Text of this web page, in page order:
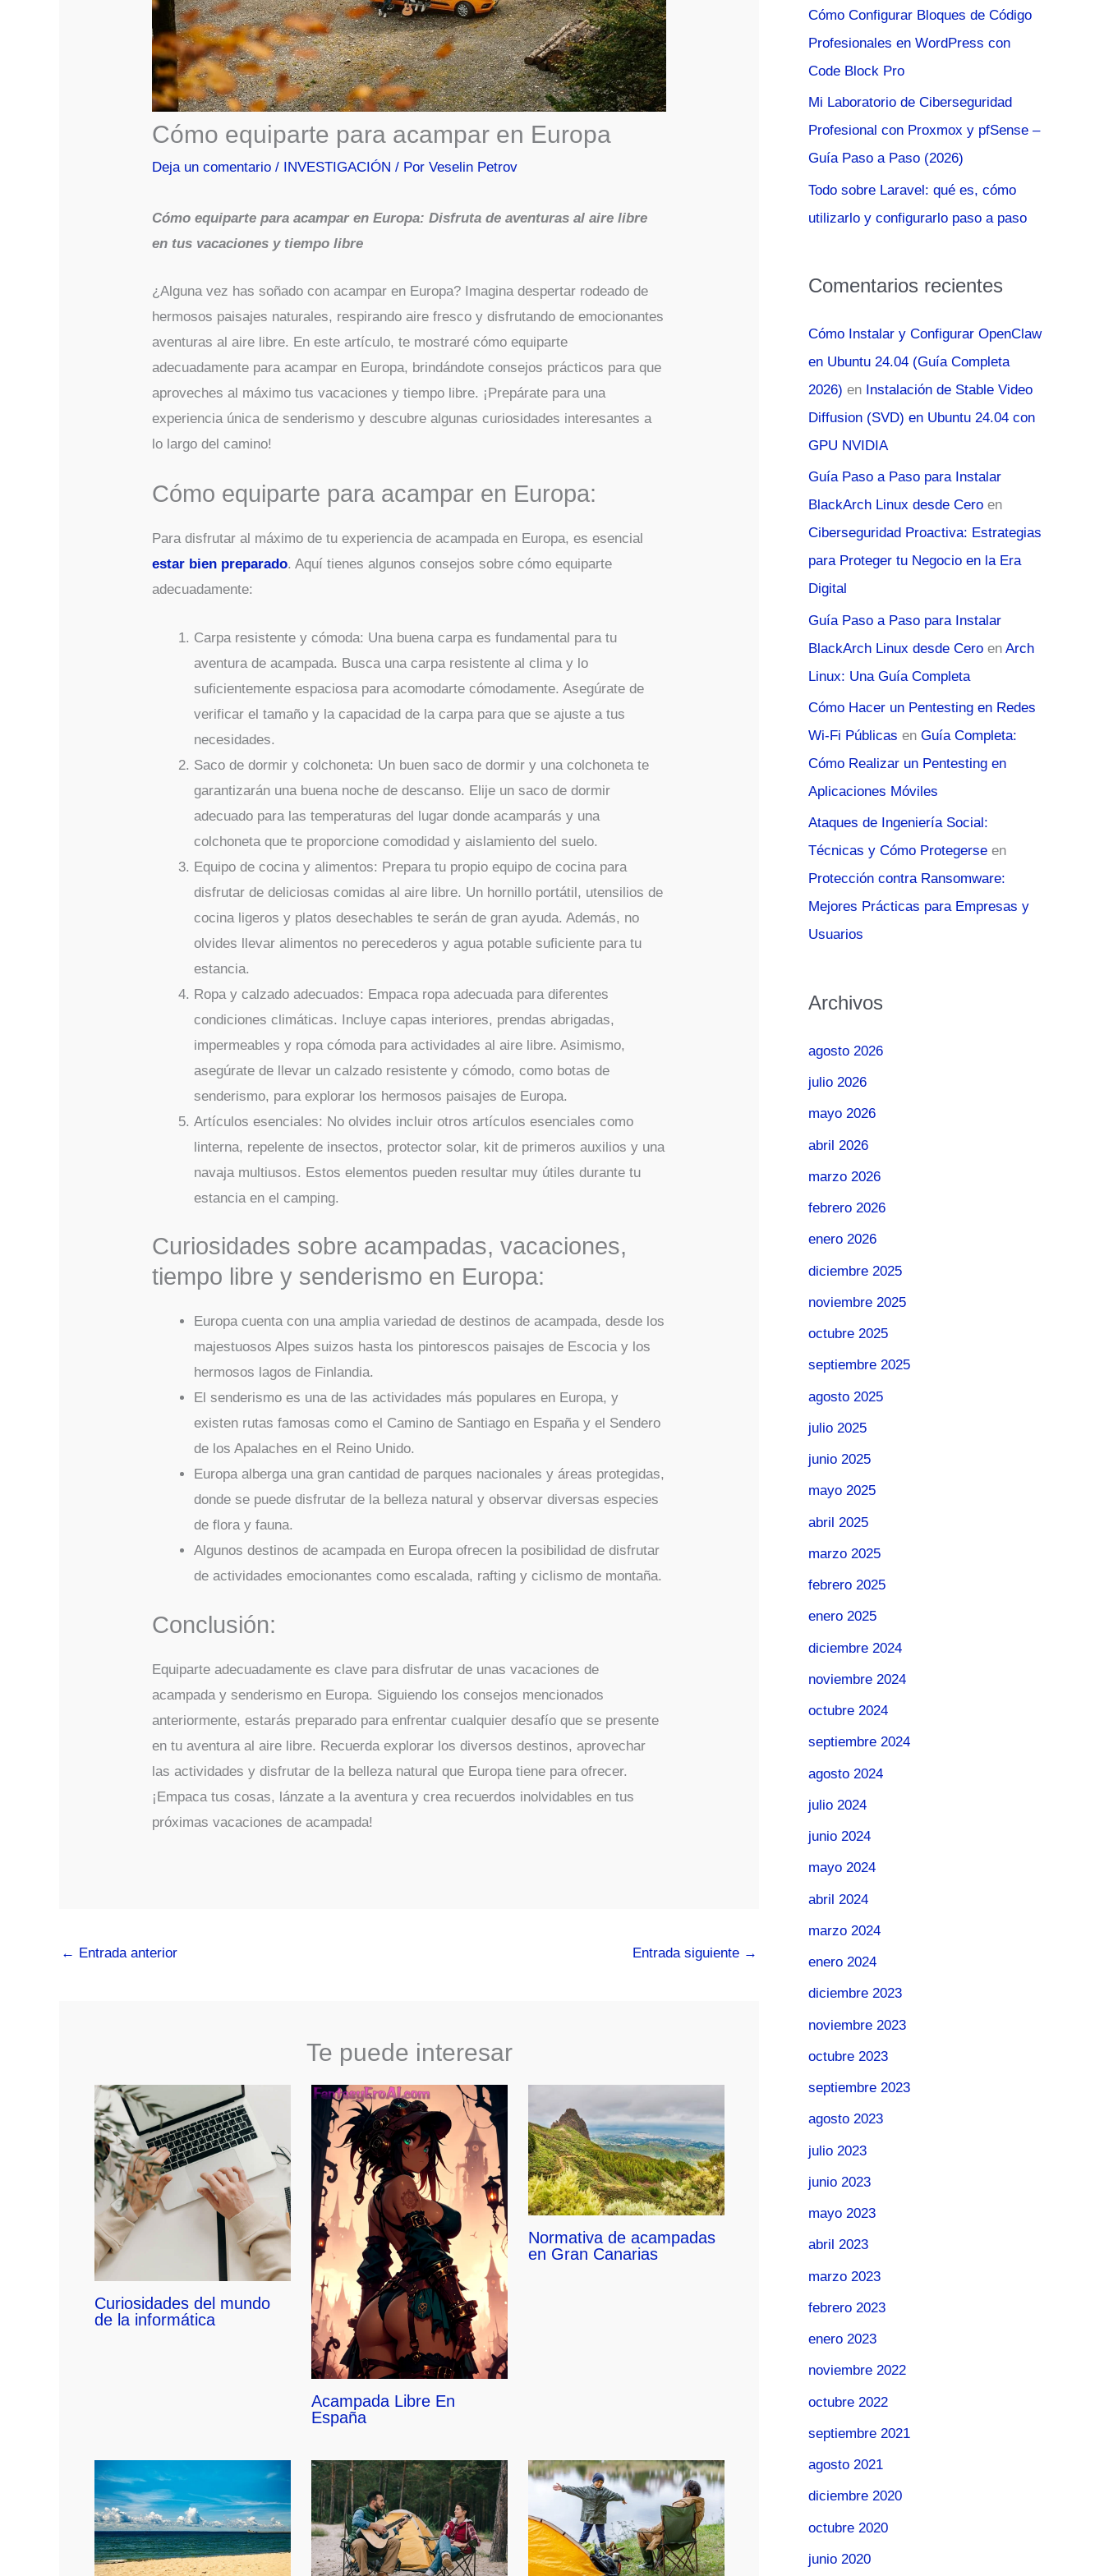
Cómo equiparte para acampar en Europa
Deja un comentario / INVESTIGACIÓN / PorVeselin Petrov
Cómo equiparte para acampar en Europa: Disfruta de aventuras al aire libre
en tus vacaciones y tiempo libre
¿Alguna vez has soñado con acampar en Europa? Imagina despertar rodeado de
hermosos paisajes naturales, respirando aire fresco y disfrutando de emocionantes
aventuras al aire libre. En este artículo, te mostraré cómo equiparte
adecuadamente para acampar en Europa, brindándote consejos prácticos para que
aproveches al máximo tus vacaciones y tiempo libre. ¡Prepárate para una
experiencia única de senderismo y descubre algunas curiosidades interesantes a
lo largo del camino!
Cómo equiparte para acampar en Europa:
Para disfrutar al máximo de tu experiencia de acampada en Europa, es esencial
estar bien preparado. Aquí tienes algunos consejos sobre cómo equiparte
adecuadamente:
Carpa resistente y cómoda: Una buena carpa es fundamental para tu
aventura de acampada. Busca una carpa resistente al clima y lo
suficientemente espaciosa para acomodarte cómodamente. Asegúrate de
verificar el tamaño y la capacidad de la carpa para que se ajuste a tus
necesidades.
Saco de dormir y colchoneta: Un buen saco de dormir y una colchoneta te
garantizarán una buena noche de descanso. Elije un saco de dormir
adecuado para las temperaturas del lugar donde acamparás y una
colchoneta que te proporcione comodidad y aislamiento del suelo.
Equipo de cocina y alimentos: Prepara tu propio equipo de cocina para
disfrutar de deliciosas comidas al aire libre. Un hornillo portátil, utensilios de
cocina ligeros y platos desechables te serán de gran ayuda. Además, no
olvides llevar alimentos no perecederos y agua potable suficiente para tu
estancia.
Ropa y calzado adecuados: Empaca ropa adecuada para diferentes
condiciones climáticas. Incluye capas interiores, prendas abrigadas,
impermeables y ropa cómoda para actividades al aire libre. Asimismo,
asegúrate de llevar un calzado resistente y cómodo, como botas de
senderismo, para explorar los hermosos paisajes de Europa.
Artículos esenciales: No olvides incluir otros artículos esenciales como
linterna, repelente de insectos, protector solar, kit de primeros auxilios y una
navaja multiusos. Estos elementos pueden resultar muy útiles durante tu
estancia en el camping.
Curiosidades sobre acampadas, vacaciones,
tiempo libre y senderismo en Europa:
Europa cuenta con una amplia variedad de destinos de acampada, desde los
majestuosos Alpes suizos hasta los pintorescos paisajes de Escocia y los
hermosos lagos de Finlandia.
El senderismo es una de las actividades más populares en Europa, y
existen rutas famosas como el Camino de Santiago en España y el Sendero
de los Apalaches en el Reino Unido.
Europa alberga una gran cantidad de parques nacionales y áreas protegidas,
donde se puede disfrutar de la belleza natural y observar diversas especies
de flora y fauna.
Algunos destinos de acampada en Europa ofrecen la posibilidad de disfrutar
de actividades emocionantes como escalada, rafting y ciclismo de montaña.
Conclusión:
Equiparte adecuadamente es clave para disfrutar de unas vacaciones de
acampada y senderismo en Europa. Siguiendo los consejos mencionados
anteriormente, estarás preparado para enfrentar cualquier desafío que se presente
en tu aventura al aire libre. Recuerda explorar los diversos destinos, aprovechar
las actividades y disfrutar de la belleza natural que Europa tiene para ofrecer.
¡Empaca tus cosas, lánzate a la aventura y crea recuerdos inolvidables en tus
próximas vacaciones de acampada!
← Entrada anterior Entrada siguiente →
Te puede interesar
Curiosidades del mundo
de la informática
Acampada Libre En
España
Normativa de acampadas
en Gran Canarias
:
Cómo Configurar Bloques de Código
Profesionales en WordPress con
Code Block Pro
Mi Laboratorio de Ciberseguridad
Profesional con Proxmox y pfSense –
Guía Paso a Paso (2026)
Todo sobre Laravel: qué es, cómo
utilizarlo y configurarlo paso a paso
Comentarios recientes
Cómo Instalar y Configurar OpenClaw
en Ubuntu 24.04 (Guía Completa
2026) en Instalación de Stable Video
Diffusion (SVD) en Ubuntu 24.04 con
GPU NVIDIA
Guía Paso a Paso para Instalar
BlackArch Linux desde Cero en
Ciberseguridad Proactiva: Estrategias
para Proteger tu Negocio en la Era
Digital
Guía Paso a Paso para Instalar
BlackArch Linux desde Cero en Arch
Linux: Una Guía Completa
Cómo Hacer un Pentesting en Redes
Wi-Fi Públicas en Guía Completa:
Cómo Realizar un Pentesting en
Aplicaciones Móviles
Ataques de Ingeniería Social:
Técnicas y Cómo Protegerse en
Protección contra Ransomware:
Mejores Prácticas para Empresas y
Usuarios
Archivos
agosto 2026
julio 2026
mayo 2026
abril 2026
marzo 2026
febrero 2026
enero 2026
diciembre 2025
noviembre 2025
octubre 2025
septiembre 2025
agosto 2025
julio 2025
junio 2025
mayo 2025
abril 2025
marzo 2025
febrero 2025
enero 2025
diciembre 2024
noviembre 2024
octubre 2024
septiembre 2024
agosto 2024
julio 2024
junio 2024
mayo 2024
abril 2024
marzo 2024
enero 2024
diciembre 2023
noviembre 2023
octubre 2023
septiembre 2023
agosto 2023
julio 2023
junio 2023
mayo 2023
abril 2023
marzo 2023
febrero 2023
enero 2023
noviembre 2022
octubre 2022
septiembre 2021
agosto 2021
diciembre 2020
octubre 2020
junio 2020